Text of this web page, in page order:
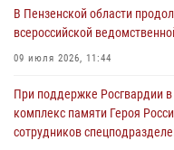
В Пензе при силовой
деятельность ОПГ,
04 августа 2026, 07:05 4
В Управлении Росгвардии по
В Пензенской области
всероссийской
09 июля 2026, 11:44
При поддержке Росгвардии
комплекс памяти Героя
сотрудников